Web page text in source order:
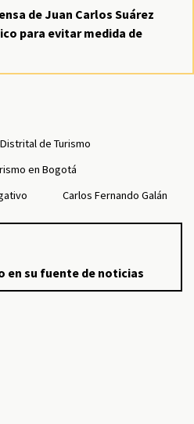
de Juan Carlos Suárez
para evitar medida de
de Turismo
en Bogotá
Carlos Fernando Galán
en su fuente de noticias